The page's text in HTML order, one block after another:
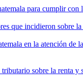
para cumplir con
que incidieron sobre
en la atención de
sobre la renta y